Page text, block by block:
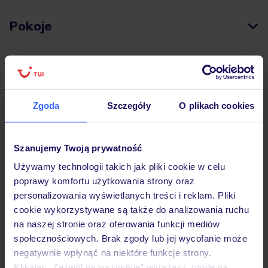
Zgoda Szczegóły O plikach cookies
Szanujemy Twoją prywatność
Używamy technologii takich jak pliki cookie w celu
poprawy komfortu użytkowania strony oraz
personalizowania wyświetlanych treści i reklam. Pliki
cookie wykorzystywane są także do analizowania ruchu
na naszej stronie oraz oferowania funkcji mediów
społecznościowych. Brak zgody lub jej wycofanie może
negatywnie wpłynąć na niektóre funkcje strony.
Pokoje
Wyżywienie
Atrakcje
Ważne informacje
Często zadawane pytania
Jak zmienić uczestników/osobę zgłaszającą?
Czy w Hotelu będzie przedstawiciel TUI?
Na jakiej podstawie i gdzie otrzymam karty